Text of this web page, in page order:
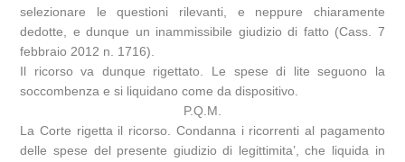
selezionare le questioni rilevanti, e neppure chiaramente
dedotte, e dunque un inammissibile giudizio di fatto (Cass. 7
febbraio 2012 n. 1716).
Il ricorso va dunque rigettato. Le spese di lite seguono la
soccombenza e si liquidano come da dispositivo.
P.Q.M.
La Corte rigetta il ricorso. Condanna i ricorrenti al pagamento
delle spese del presente giudizio di legittimita’, che liquida in